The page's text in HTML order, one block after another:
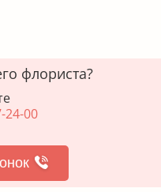
флориста?
24-00